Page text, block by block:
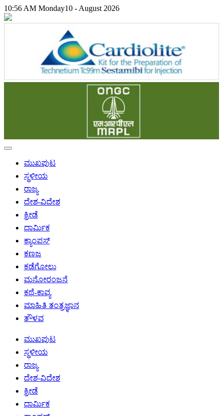
10:56 AM Monday10 - August 2026
ಮುಖಪುಟ
ಸ್ಥಳೀಯ
ರಾಜ್ಯ
ದೇಶ-ವಿದೇಶ
ಕ್ರೀಡೆ
ಧಾರ್ಮಿಕ
ಕ್ಯಾಂಪಸ್
ಕಣಜ
ಕಡೆಗೋಲು
ಮನೋರಂಜನೆ
ಕಥೆ-ಕಾವ್ಯ
ಮಾಹಿತಿ ತಂತ್ರಜ್ಞಾನ
ತೌಳವ
ಮುಖಪುಟ
ಸ್ಥಳೀಯ
ರಾಜ್ಯ
ದೇಶ-ವಿದೇಶ
ಕ್ರೀಡೆ
ಧಾರ್ಮಿಕ